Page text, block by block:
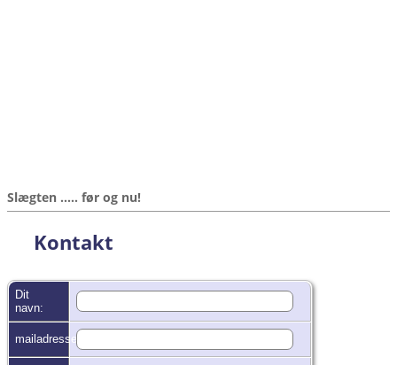
Slægten ..... før og nu!
Kontakt
Dit
navn:
mailadresse: